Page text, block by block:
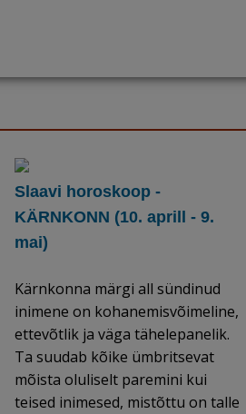
Slaavi horoskoop -
KÄRNKONN (10. aprill - 9.
mai)
Kärnkonna märgi all sündinud
inimene on kohanemisvõimeline,
ettevõtlik ja väga tähelepanelik.
Ta suudab kõike ümbritsevat
mõista oluliselt paremini kui
teised inimesed, mistõttu on talle